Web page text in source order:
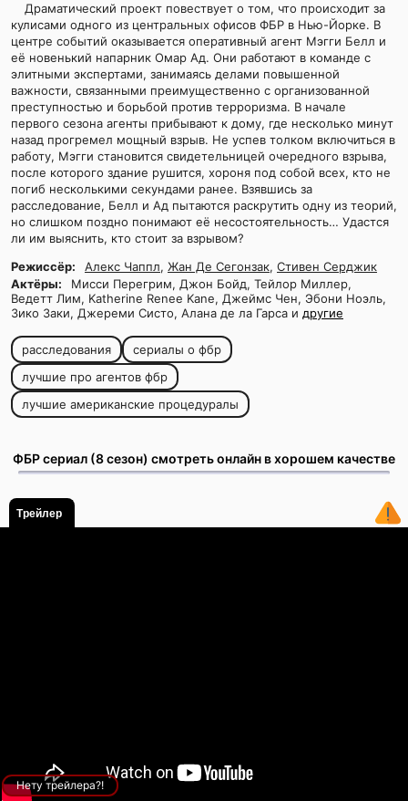
Драматический проект повествует о том, что происходит за
кулисами одного из центральных офисов ФБР в Нью-Йорке. В
центре событий оказывается оперативный агент Мэгги Белл и
её новенький напарник Омар Ад. Они работают в команде с
элитными экспертами, занимаясь делами повышенной
важности, связанными преимущественно с организованной
преступностью и борьбой против терроризма. В начале
первого сезона агенты прибывают к дому, где несколько минут
назад прогремел мощный взрыв. Не успев толком включиться в
работу, Мэгги становится свидетельницей очередного взрыва,
после которого здание рушится, хороня под собой всех, кто не
погиб несколькими секундами ранее. Взявшись за
расследование, Белл и Ад пытаются раскрутить одну из теорий,
но слишком поздно понимают её несостоятельность… Удастся
ли им выяснить, кто стоит за взрывом?
Режиссёр:
Алекс Чаппл, Жан Де Сегонзак, Стивен Серджик
Актёры:
Мисси Перегрим, Джон Бойд, Тейлор Миллер,
Ведетт Лим, Katherine Renee Kane, Джеймс Чен, Эбони Ноэль,
Зико Заки, Джереми Систо, Алана де ла Гарса и другие
расследования
сериалы о фбр
лучшие про агентов фбр
лучшие американские процедуралы
ФБР сериал (8 сезон) смотреть онлайн в хорошем качестве
Трейлер
Нету трейлера?!